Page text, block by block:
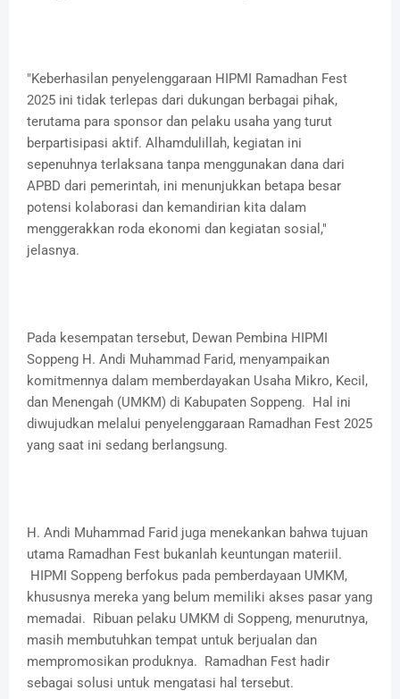
"Keberhasilan penyelenggaraan HIPMI Ramadhan Fest
2025 ini tidak terlepas dari dukungan berbagai pihak,
terutama para sponsor dan pelaku usaha yang turut
berpartisipasi aktif. Alhamdulillah, kegiatan ini
sepenuhnya terlaksana tanpa menggunakan dana dari
APBD dari pemerintah, ini menunjukkan betapa besar
potensi kolaborasi dan kemandirian kita dalam
menggerakkan roda ekonomi dan kegiatan sosial,"
jelasnya.
Pada kesempatan tersebut, Dewan Pembina HIPMI
Soppeng H. Andi Muhammad Farid, menyampaikan
komitmennya dalam memberdayakan Usaha Mikro, Kecil,
dan Menengah (UMKM) di Kabupaten Soppeng. Hal ini
diwujudkan melalui penyelenggaraan Ramadhan Fest 2025
yang saat ini sedang berlangsung.
H. Andi Muhammad Farid juga menekankan bahwa tujuan
utama Ramadhan Fest bukanlah keuntungan materiil.
HIPMI Soppeng berfokus pada pemberdayaan UMKM,
khususnya mereka yang belum memiliki akses pasar yang
memadai. Ribuan pelaku UMKM di Soppeng, menurutnya,
masih membutuhkan tempat untuk berjualan dan
mempromosikan produknya. Ramadhan Fest hadir
sebagai solusi untuk mengatasi hal tersebut.